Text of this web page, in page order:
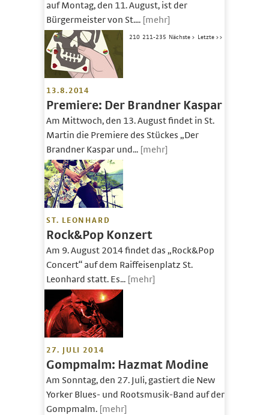
auf Montag, den 11. August, ist der
Bürgermeister von St.... [mehr]
13.8.2014
Premiere: Der Brandner Kaspar
Am Mittwoch, den 13. August findet in St.
Martin die Premiere des Stückes „Der
Brandner Kaspar und... [mehr]
ST. LEONHARD
Rock&Pop Konzert
Am 9. August 2014 findet das „Rock&Pop
Concert“ auf dem Raiffeisenplatz St.
Leonhard statt. Es... [mehr]
27. JULI 2014
Gompmalm: Hazmat Modine
Am Sonntag, den 27. Juli, gastiert die New
Yorker Blues- und Rootsmusik-Band auf der
Gompmalm. [mehr]
210 211-235 Nächste > Letzte >>